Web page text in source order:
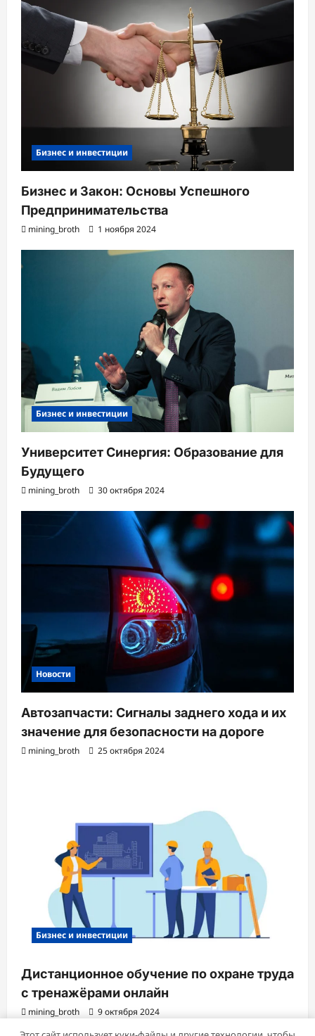
Бизнес и инвестиции
Бизнес и Закон: Основы Успешного
Предпринимательства
mining_broth 1 ноября 2024
Бизнес и инвестиции
Университет Синергия: Образование для
Будущего
mining_broth 30 октября 2024
Новости
Автозапчасти: Сигналы заднего хода и их
значение для безопасности на дороге
mining_broth 25 октября 2024
Бизнес и инвестиции
Дистанционное обучение по охране труда
с тренажёрами онлайн
mining_broth 9 октября 2024